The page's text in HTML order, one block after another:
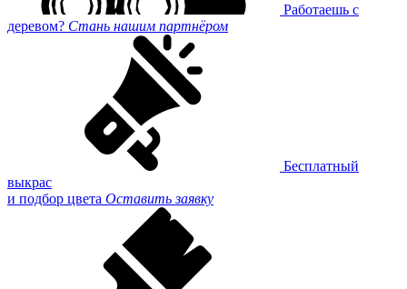
Работаешь с
деревом? Стань нашим партнёром
Бесплатный
выкрас
и подбор цвета Оставить заявку